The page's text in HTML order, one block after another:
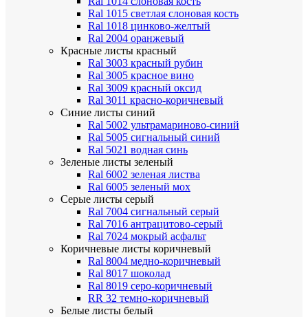
Ral 1015 светлая слоновая кость
Ral 1018 цинково-желтый
Ral 2004 оранжевый
Красные листы красный
Ral 3003 красный рубин
Ral 3005 красное вино
Ral 3009 красный оксид
Ral 3011 красно-коричневый
Синие листы синий
Ral 5002 ультрамариново-синий
Ral 5005 сигнальный синий
Ral 5021 водная синь
Зеленые листы зеленый
Ral 6002 зеленая листва
Ral 6005 зеленый мох
Серые листы серый
Ral 7004 сигнальный серый
Ral 7016 антрацитово-серый
Ral 7024 мокрый асфальт
Коричневые листы коричневый
Ral 8004 медно-коричневый
Ral 8017 шоколад
Ral 8019 серо-коричневый
RR 32 темно-коричневый
Белые листы белый